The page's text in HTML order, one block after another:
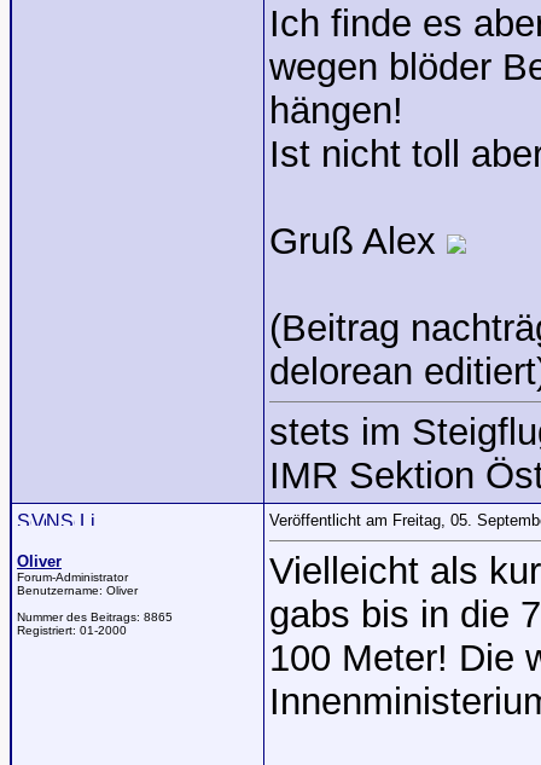
Ich finde es
wegen blöder
hängen!
Ist nicht toll
Gruß Alex
(Beitrag
delorean
stets im
IMR Sektion
Oliver
Forum-Administrator
Benutzername: Oliver
Nummer des Beitrags: 8865
Registriert: 01-2000
Veröffentlicht am Freitag, 05.
Vielleicht als
gabs bis in die
100 Meter! Die